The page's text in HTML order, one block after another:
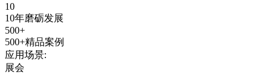
10
10年磨砺发展
500+
500+精品案例
应用场景:
展会